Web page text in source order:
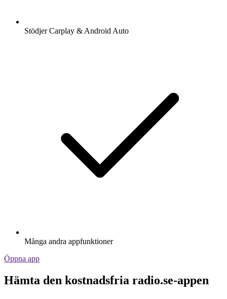
Stödjer Carplay & Android Auto
Många andra appfunktioner
Öppna app
Hämta den kostnadsfria radio.se-appen